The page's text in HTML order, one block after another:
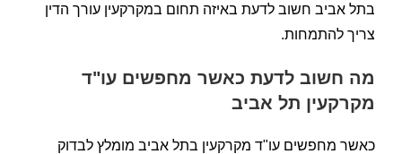
בתל אביב חשוב לדעת באיזה תחום במקרקעין עורך הדין
צריך להתמחות.
מה חשוב לדעת כאשר מחפשים עו"ד
מקרקעין תל אביב
כאשר מחפשים עו"ד מקרקעין בתל אביב מומלץ לבדוק